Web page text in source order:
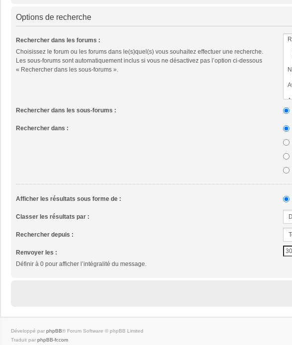
Options de recherche
Rechercher dans les forums :
Choisissez le forum ou les forums dans le(s)quel(s) vous souhaitez effectuer une recherche.
Les sous-forums sont automatiquement inclus si vous ne désactivez pas l’option ci-dessous
« Rechercher dans les sous-forums ».
Rechercher dans les sous-forums :
Rechercher dans :
Afficher les résultats sous forme de :
Classer les résultats par :
Rechercher depuis :
Renvoyer les :
Définir à 0 pour afficher l’intégralité du message.
Développé par phpBB® Forum Software © phpBB Limited
Traduit par phpBB-fr.com